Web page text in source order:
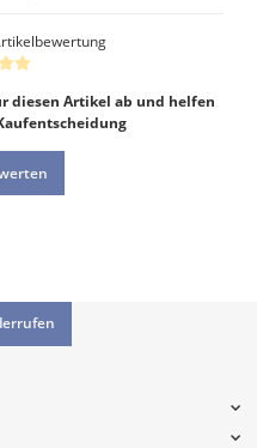
diesen Artikel ab und helfen